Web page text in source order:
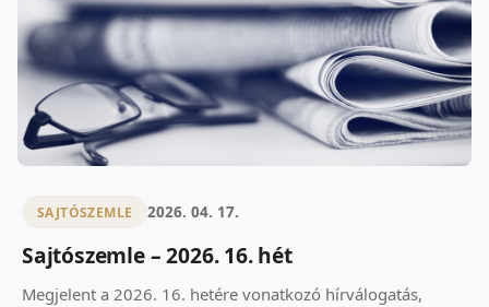
SAJTÓSZEMLE 2026. 04. 17.
Sajtószemle – 2026. 16. hét
Megjelent a 2026. 16. hetére vonatkozó hírválogatás,